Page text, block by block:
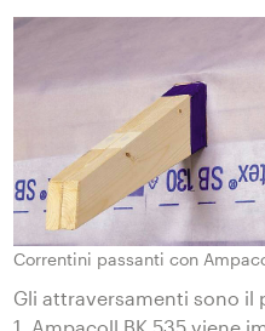
Correntini passanti con
Gli attraversamenti sono il